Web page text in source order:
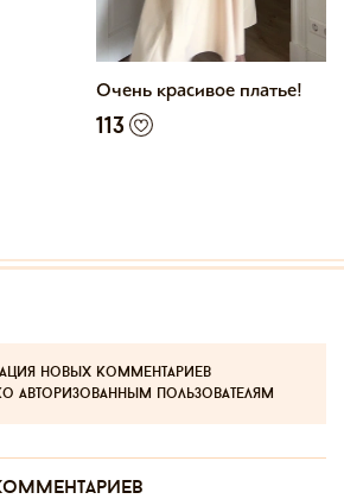
Очень красивое платье!
113
новых комментариев
авторизованным пользователям